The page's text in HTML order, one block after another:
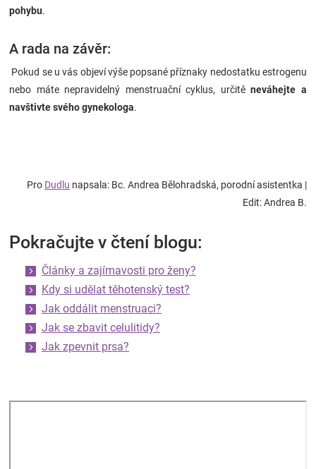
pohybu.
A rada na závěr:
Pokud se u vás objeví výše popsané příznaky nedostatku estrogenu
nebo máte nepravidelný menstruační cyklus, určitěneváhejte a
navštivte svého gynekologa.
Pro Dudlu napsala: Bc. Andrea Bělohradská, porodní asistentka |
Edit: Andrea B.
Pokračujte v čtení blogu:
Články a zajímavosti pro ženy?
Kdy si udělat těhotenský test?
Jak oddálit menstruaci?
Jak se zbavit celulitidy?
Jak zpevnit prsa?